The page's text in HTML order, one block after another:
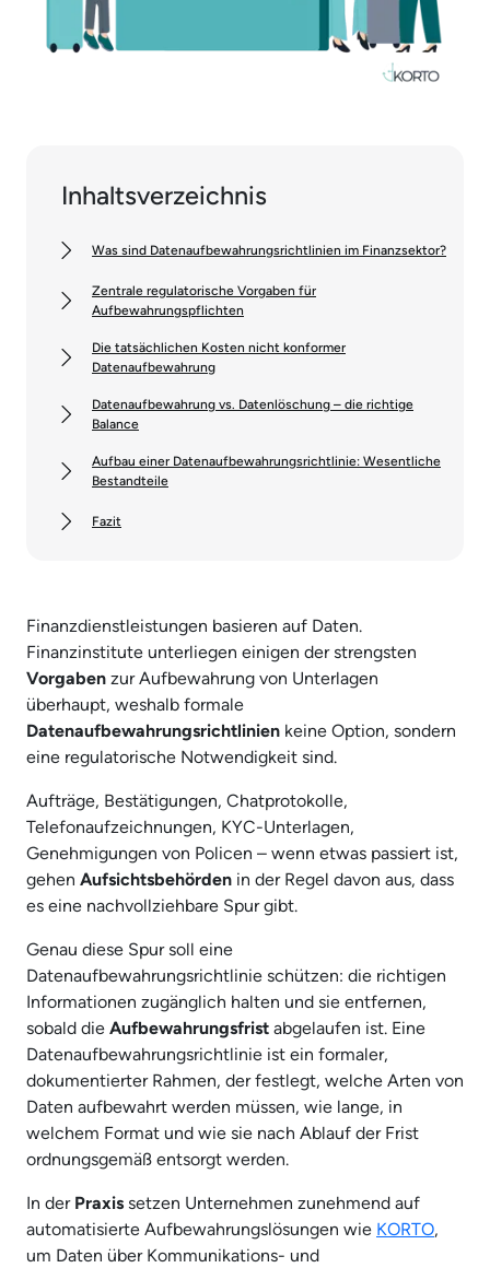
Inhaltsverzeichnis
Was sind Datenaufbewahrungsrichtlinien im Finanzsektor?
Zentrale regulatorische Vorgaben für
Aufbewahrungspflichten
Die tatsächlichen Kosten nicht konformer
Datenaufbewahrung
Datenaufbewahrung vs. Datenlöschung – die richtige
Balance
Aufbau einer Datenaufbewahrungsrichtlinie: Wesentliche
Bestandteile
Fazit
Finanzdienstleistungen basieren auf Daten.
Finanzinstitute unterliegen einigen der strengsten
Vorgaben zur Aufbewahrung von Unterlagen
überhaupt, weshalb formale
Datenaufbewahrungsrichtlinien keine Option, sondern
eine regulatorische Notwendigkeit sind.
Aufträge, Bestätigungen, Chatprotokolle,
Telefonaufzeichnungen, KYC-Unterlagen,
Genehmigungen von Policen – wenn etwas passiert ist,
gehen Aufsichtsbehörden in der Regel davon aus, dass
es eine nachvollziehbare Spur gibt.
Genau diese Spur soll eine
Datenaufbewahrungsrichtlinie schützen: die richtigen
Informationen zugänglich halten und sie entfernen,
sobald die Aufbewahrungsfrist abgelaufen ist. Eine
Datenaufbewahrungsrichtlinie ist ein formaler,
dokumentierter Rahmen, der festlegt, welche Arten von
Daten aufbewahrt werden müssen, wie lange, in
welchem Format und wie sie nach Ablauf der Frist
ordnungsgemäß entsorgt werden.
In der Praxis setzen Unternehmen zunehmend auf
automatisierte Aufbewahrungslösungen wie KORTO,
um Daten über Kommunikations- und